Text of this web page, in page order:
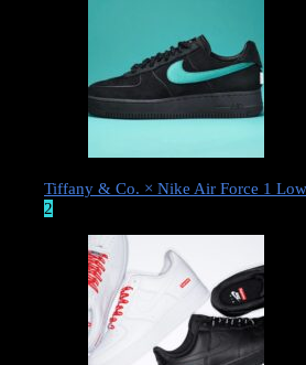
Tiffany & Co. × Nike Air Force 1
2